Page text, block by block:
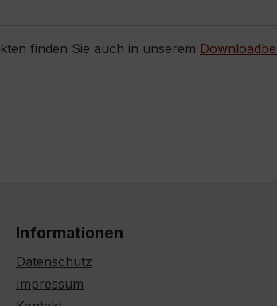
finden Sie auch in unserem
Informationen
Datenschutz
Impressum